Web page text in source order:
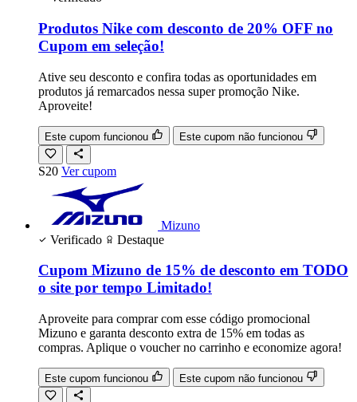
Produtos Nike com desconto de 20% OFF no
Cupom em seleção!
Ative seu desconto e confira todas as oportunidades em
produtos já remarcados nessa super promoção Nike.
Aproveite!
Este cupom funcionou Este cupom não funcionou
S20 Ver cupom
Mizuno
Verificado
Destaque
Cupom Mizuno de 15% de desconto em TODO
o site por tempo Limitado!
Aproveite para comprar com esse código promocional
Mizuno e garanta desconto extra de 15% em todas as
compras. Aplique o voucher no carrinho e economize agora!
Este cupom funcionou Este cupom não funcionou